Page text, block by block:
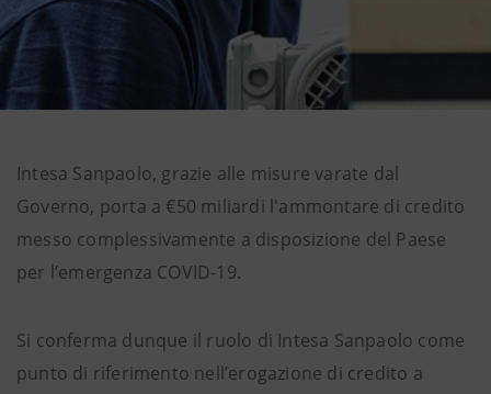
Intesa Sanpaolo, grazie alle misure varate dal
Governo, porta a €50 miliardi l'ammontare di credito
messo complessivamente a disposizione del Paese
per l’emergenza COVID-19.
Si conferma dunque il ruolo di Intesa Sanpaolo come
punto di riferimento nell’erogazione di credito a